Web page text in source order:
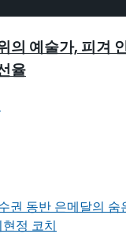
의 예술가, 피겨
율